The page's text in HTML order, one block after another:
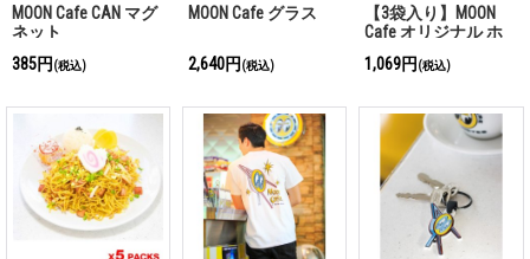
MOON Cafe CAN マグ
ネット
385円 (税込)
MOON Cafe グラス
2,640円 (税込)
【3袋入り】MOON
Cafe オリジナル ホ
お試しパック
1,069円 (税込)